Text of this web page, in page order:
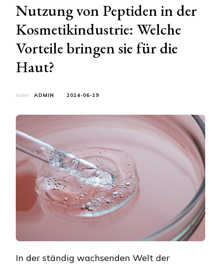
Nutzung von Peptiden in der
Kosmetikindustrie: Welche
Vorteile bringen sie für die
Haut?
Autor: ADMIN 2024-06-19
In der ständig wachsenden Welt der